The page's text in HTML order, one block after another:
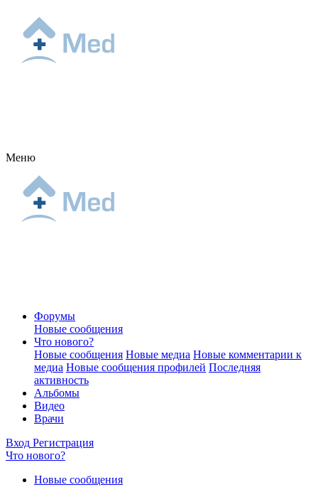
Меню
Форумы
Новые сообщения
Что нового?
Новые сообщения Новые медиа Новые комментарии к
медиа Новые сообщения профилей Последняя
активность
Альбомы
Видео
Врачи
Вход Регистрация
Что нового?
Новые сообщения